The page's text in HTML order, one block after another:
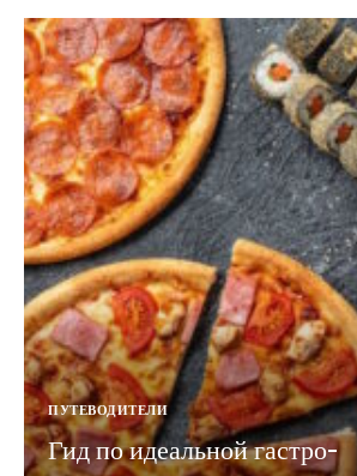
ПУТЕВОДИТЕЛИ
Гид по идеальной гастро-